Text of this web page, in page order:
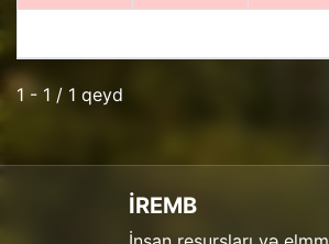
1 - 1 / 1 qeyd
İREMB